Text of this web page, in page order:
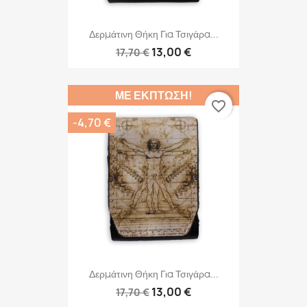
Δερμάτινη Θήκη Για Τσιγάρα...
17,70 € 13,00 €
Δερμάτινη Θήκη Για Τσιγάρα...
17,70 € 13,00 €
ΜΕ ΈΚΠΤΩΣΗ!
-4,70 €
favorite_border